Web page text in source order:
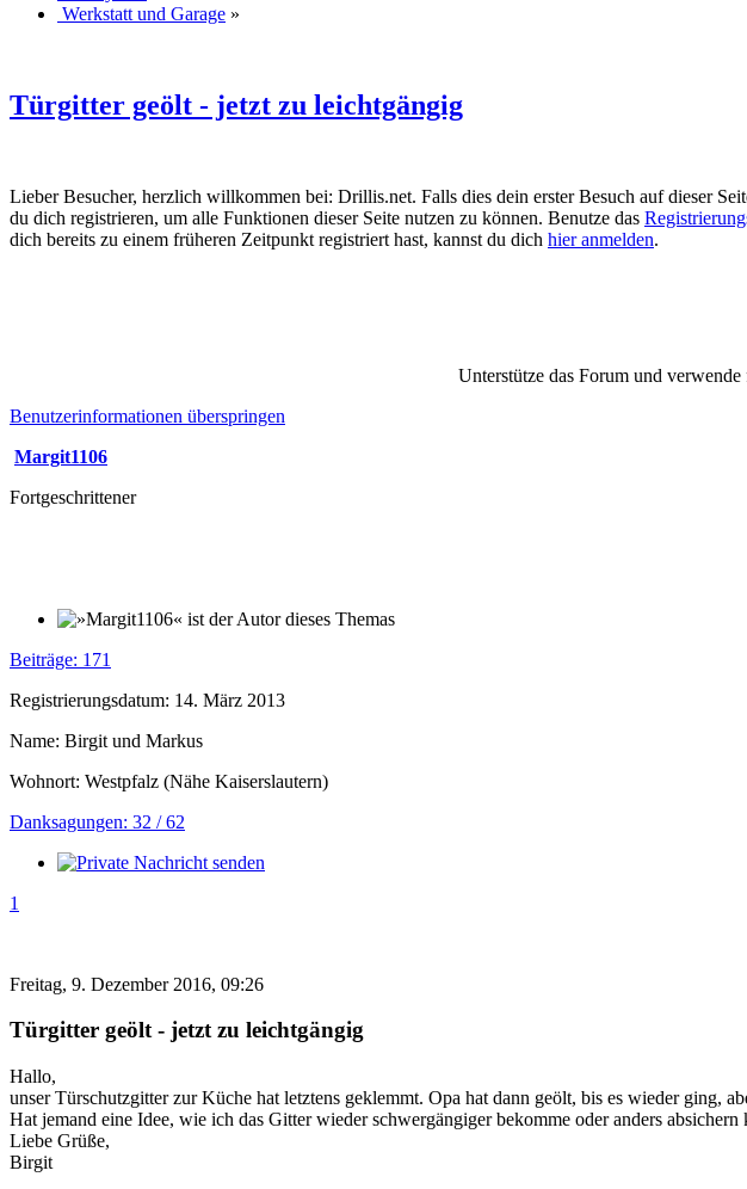
Werkstatt und Garage »
Türgitter geölt - jetzt zu leichtgängig
Lieber Besucher, herzlich willkommen bei: Drillis.net. Falls dies dein erster Besuch auf dieser
du dich registrieren, um alle Funktionen dieser Seite nutzen zu können. Benutze das
dich bereits zu einem früheren Zeitpunkt registriert hast, kannst du dich hier anmelden.
Unterstütze das Forum und
Benutzerinformationen überspringen
Margit1106
Fortgeschrittener
Beiträge: 171
Registrierungsdatum: 14. März 2013
Name: Birgit und Markus
Wohnort: Westpfalz (Nähe Kaiserslautern)
Danksagungen: 32 / 62
1
Freitag, 9. Dezember 2016, 09:26
Türgitter geölt - jetzt zu leichtgängig
Hallo,
unser Türschutzgitter zur Küche hat letztens geklemmt. Opa hat dann geölt, bis es wieder ging,
Hat jemand eine Idee, wie ich das Gitter wieder schwergängiger bekomme oder anders absichern
Liebe Grüße,
Birgit